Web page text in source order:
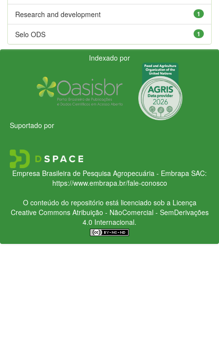
1
Research and development
1
Selo ODS
Indexado por
Suportado por
Empresa Brasileira de Pesquisa Agropecuária - Embrapa SAC:
https://www.embrapa.br/fale-conosco
O conteúdo do repositório está licenciado sob a Licença
Creative CommonsAtribuição - NãoComercial - SemDerivações
4.0 Internacional.